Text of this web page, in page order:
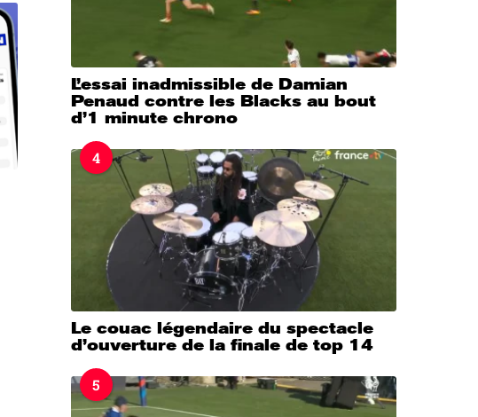
L’essai inadmissible de Damian
Penaud contre les Blacks au bout
d’1 minute chrono
4
Le couac légendaire du spectacle
d’ouverture de la finale de top 14
5